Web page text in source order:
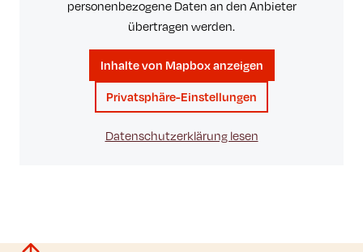
personenbezogene Daten an den Anbieter
übertragen werden.
Inhalte von Mapbox anzeigen
Privatsphäre-Einstellungen
Datenschutzerklärung lesen